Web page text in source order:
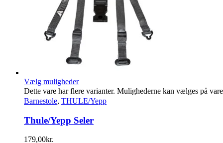
Vælg muligheder
Dette vare har flere varianter. Mulighederne kan vælges på
Barnestole, THULE/Yepp
Thule/Yepp Seler
179,00kr.